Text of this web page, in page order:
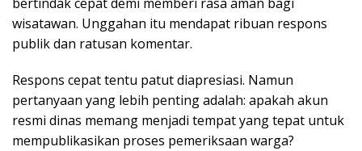
wisatawan. Unggahan itu mendapat ribuan respons
publik dan ratusan komentar.
Respons cepat tentu patut diapresiasi. Namun
pertanyaan yang lebih penting adalah: apakah akun
resmi dinas memang menjadi tempat yang tepat untuk
mempublikasikan proses pemeriksaan warga?